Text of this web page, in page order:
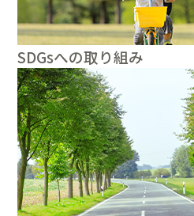
SDGsへの取り組み